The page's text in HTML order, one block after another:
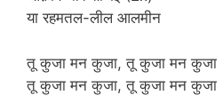
या रहमतल-लील आलमीन
तू कुजा मन कुजा, तू कुजा मन कुजा
तू कुजा मन कुजा, तू कुजा मन कुजा